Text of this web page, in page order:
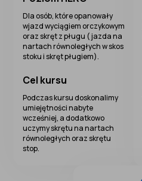
Dla osób, które opanowały
wjazd wyciągiem orczykowym
oraz skręt z pługu ( jazda na
nartach równoległych w skos
stoku i skręt pługiem).
Cel kursu
Podczas kursu doskonalimy
umiejętności nabyte
wcześniej, a dodatkowo
uczymy skrętu na nartach
równoległych oraz skrętu
stop.